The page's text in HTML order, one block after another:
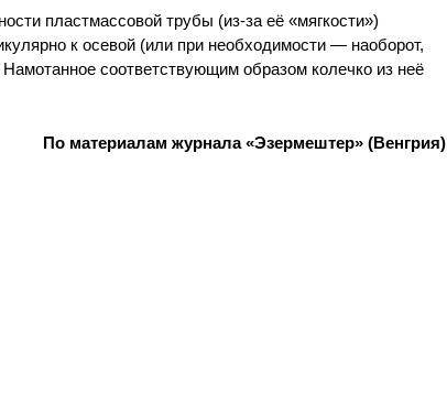
пластмассовой трубы (из-за её «мягкости»)
к осевой (или при необходимости — наоборот,
соответствующим образом колечко из неё
По материалам журнала «Эзермештер» (Венгрия)